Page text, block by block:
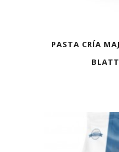
PASTA CRÍA